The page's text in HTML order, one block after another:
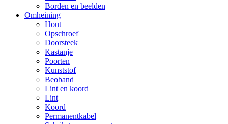
Borden en beelden
Omheining
Hout
Opschroef
Doorsteek
Kastanje
Poorten
Kunststof
Beoband
Lint en koord
Lint
Koord
Permanentkabel